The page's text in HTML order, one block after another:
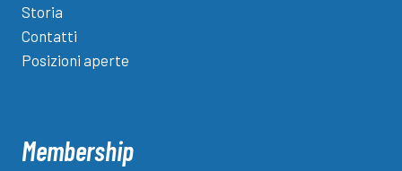
Storia
Contatti
Posizioni aperte
Membership